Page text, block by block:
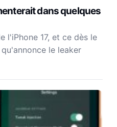
dans quelques
l'iPhone 17, et ce dès le
le leaker